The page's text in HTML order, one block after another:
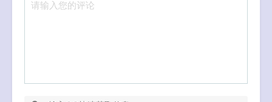
请输入您的评论